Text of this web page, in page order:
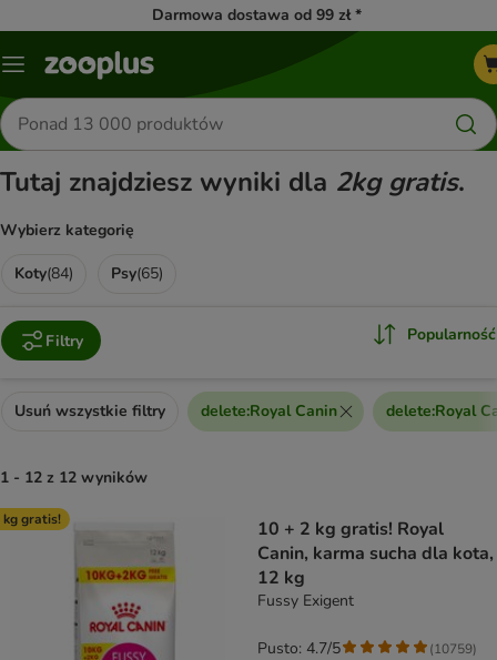
Darmowa dostawa od 99 zł *
Menu
Szukaj
produktów
Tutaj znajdziesz wyniki dla 2kg gratis.
Wybierz kategorię
Koty(84) Psy(65)
Filtry Popularność
Usuń wszystkie filtry delete:Royal Canin delete:Royal
1 - 12 z 12 wyników
product items have been changed
kg gratis!
10 + 2 kg gratis! Royal
Canin, karma sucha dla kota,
12 kg
Fussy Exigent
Pusto: 4.7/5 (10759)